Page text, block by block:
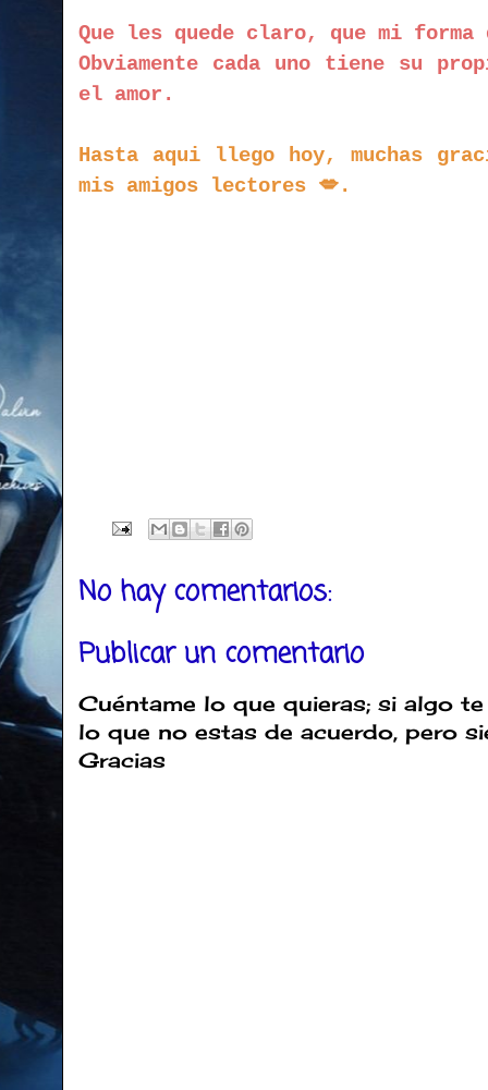
Que les quede claro, que mi
Obviamente cada uno tiene su
el amor.
Hasta aqui llego hoy, muchas
mis amigos lectores 💋.
No hay comentarios:
Publicar un comentario
Cuéntame lo que quieras; si algo
lo que no estas de acuerdo, pero
Gracias